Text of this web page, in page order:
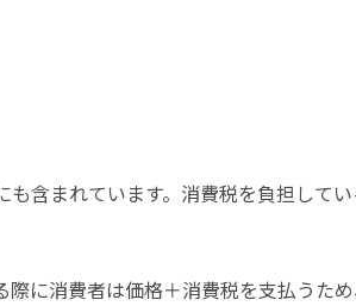
含まれています。消費税を負担して
に消費者は価格＋消費税を支払うため